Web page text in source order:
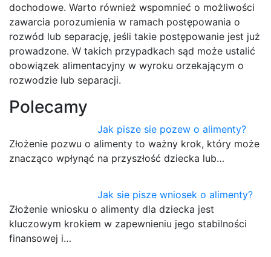
dochodowe. Warto również wspomnieć o możliwości
zawarcia porozumienia w ramach postępowania o
rozwód lub separację, jeśli takie postępowanie jest już
prowadzone. W takich przypadkach sąd może ustalić
obowiązek alimentacyjny w wyroku orzekającym o
rozwodzie lub separacji.
Polecamy
Jak pisze sie pozew o alimenty?
Złożenie pozwu o alimenty to ważny krok, który może
znacząco wpłynąć na przyszłość dziecka lub…
Jak sie pisze wniosek o alimenty?
Złożenie wniosku o alimenty dla dziecka jest
kluczowym krokiem w zapewnieniu jego stabilności
finansowej i…